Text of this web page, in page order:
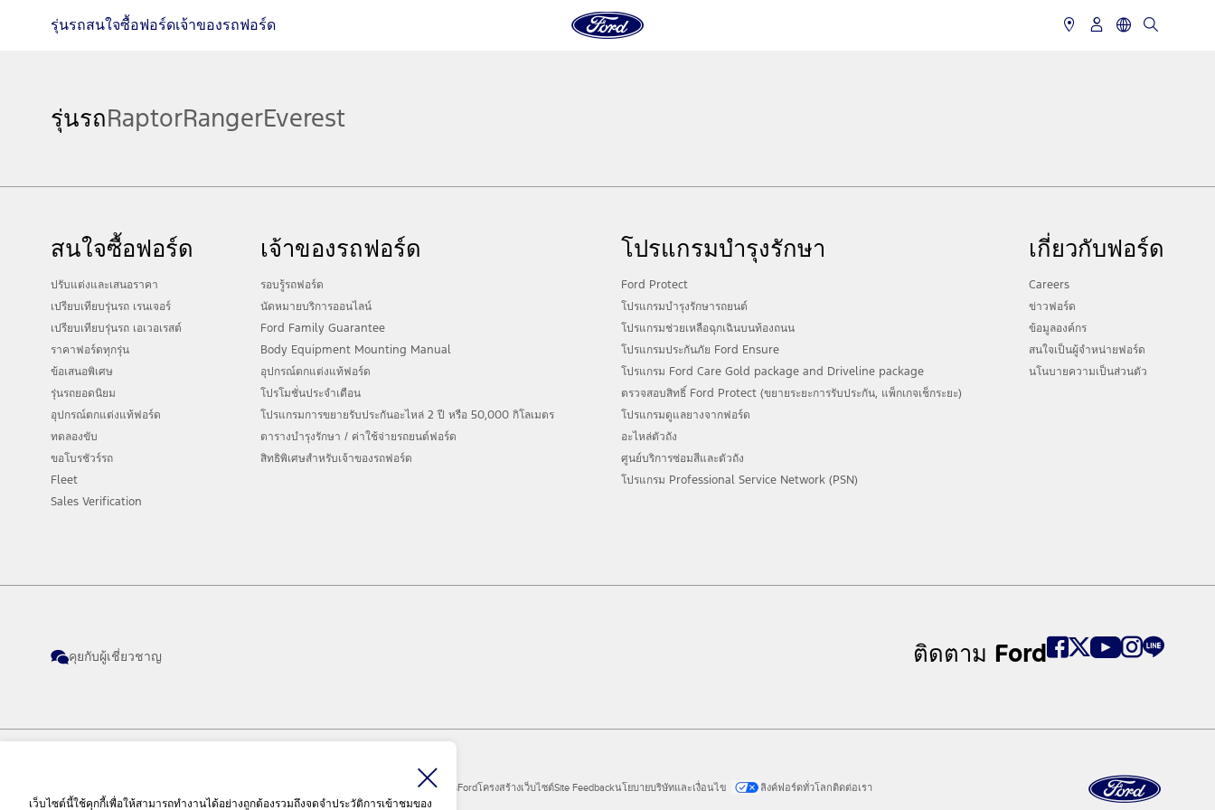
เว็บไซต์นี้ใช้คุกกี้เพื่อให้สามารถทำงานได้อย่างถูกต้องรวมถึงจดจำประวัติการเข้าชมของ
รุ่นรถสนใจซื้อฟอร์ดเจ้าของรถฟอร์ด
รุ่นรถRaptorRangerEverest
สนใจซื้อฟอร์ด
ปรับแต่งและเสนอราคา
เปรียบเทียบรุ่นรถ เรนเจอร์
เปรียบเทียบรุ่นรถ เอเวอเรสต์
ราคาฟอร์ดทุกรุ่น
ข้อเสนอพิเศษ
รุ่นรถยอดนิยม
อุปกรณ์ตกแต่งแท้ฟอร์ด
ทดลองขับ
ขอโบรชัวร์รถ
Fleet
Sales Verification
เจ้าของรถฟอร์ด
รอบรู้รถฟอร์ด
นัดหมายบริการออนไลน์
Ford Family Guarantee
Body Equipment Mounting Manual
อุปกรณ์ตกแต่งแท้ฟอร์ด
โปรโมชั่นประจำเดือน
โปรแกรมการขยายรับประกันอะไหล่ 2 ปี หรือ 50,000 กิโลเมตร
ตารางบำรุงรักษา / ค่าใช้จ่ายรถยนต์ฟอร์ด
สิทธิพิเศษสำหรับเจ้าของรถฟอร์ด
โปรแกรมบำรุงรักษา
Ford Protect
โปรแกรมบำรุงรักษารถยนต์
โปรแกรมช่วยเหลือฉุกเฉินบนท้องถนน
โปรแกรมประกันภัย Ford Ensure
โปรแกรม Ford Care Gold package and Driveline package
ตรวจสอบสิทธิ์ Ford Protect (ขยายระยะการรับประกัน, แพ็กเกจเช็กระยะ)
โปรแกรมดูแลยางจากฟอร์ด
อะไหล่ตัวถัง
ศูนย์บริการซ่อมสีและตัวถัง
โปรแกรม Professional Service Network (PSN)
เกี่ยวกับฟอร์ด
Careers
ข่าวฟอร์ด
ข้อมูลองค์กร
สนใจเป็นผู้จำหน่ายฟอร์ด
นโนบายความเป็นส่วนตัว
คุยกับผู้เชี่ยวชาญ ติดตาม Ford
© 2026 Ford Sales and Service (Thailand) Co., Ltd. I Ford Cars, SUVs and Commercial VehiclesFordโครงสร้างเว็บไซต์Site Feedbackนโยบายบริษัทและเงื่อนไข ลิงค์ฟอร์ดทั่วโลกติดต่อเรา